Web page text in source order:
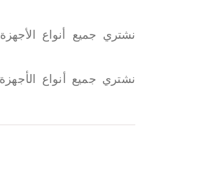
نشتري جميع أنواع
نشتري جميع أنواع